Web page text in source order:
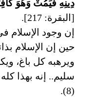
دِينِهِ فَيَمُتْ وَهُوَ
[البقرة: 217].
إن وجود الإسلام
حين إن الإسلام
ويرهبه كل باغ،
سليم.. إنه بهذا
(8).